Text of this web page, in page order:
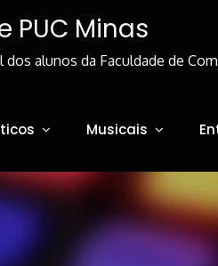
PUC Minas
alunos da Faculdade de
Musicais